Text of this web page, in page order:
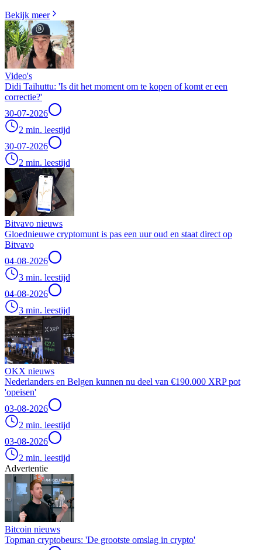
Bekijk meer
Video's
Didi Taihuttu: 'Is dit het moment om te kopen of komt er een
correctie?'
30-07-2026
2 min. leestijd
30-07-2026
2 min. leestijd
Bitvavo nieuws
Gloednieuwe cryptomunt is pas een uur oud en staat direct op
Bitvavo
04-08-2026
3 min. leestijd
04-08-2026
3 min. leestijd
OKX nieuws
Nederlanders en Belgen kunnen nu deel van €190.000 XRP pot
'opeisen'
03-08-2026
2 min. leestijd
03-08-2026
2 min. leestijd
Advertentie
Bitcoin nieuws
Topman cryptobeurs: 'De grootste omslag in crypto'